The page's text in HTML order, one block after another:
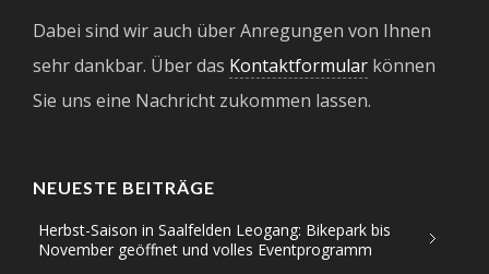
Dabei sind wir auch über Anregungen von Ihnen
sehr dankbar. Über das Kontaktformular können
Sie uns eine Nachricht zukommen lassen.
NEUESTE BEITRÄGE
Herbst-Saison in Saalfelden Leogang: Bikepark bis
November geöffnet und volles Eventprogramm